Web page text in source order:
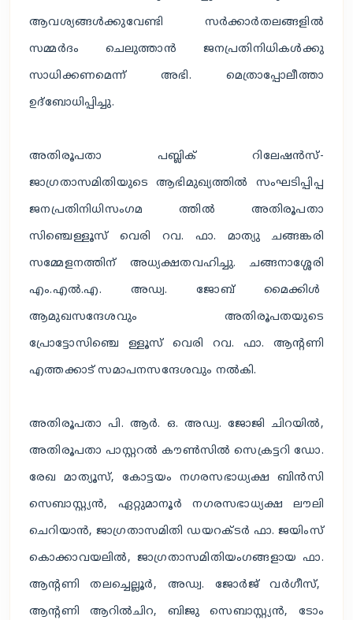
ആവശ്യങ്ങൾക്കുവേണ്ടി സർക്കാർതലങ്ങളിൽ
സമ്മർദം ചെലുത്താൻ ജനപ്രതിനിധികൾക്കു
സാധിക്കണമെന്ന് അഭി. മെത്രാപ്പോലീത്താ
ഉദ്ബോധിപ്പിച്ചു.
അതിരൂപതാ പബ്ലിക് റിലേഷൻസ്-
ജാഗ്രതാസമിതിയുടെ ആഭിമുഖ്യത്തിൽ സംഘടിപ്പിപ്പ
ജനപ്രതിനിധിസംഗമ ത്തിൽ അതിരൂപതാ
സിഞ്ചെള്ളൂസ് വെരി റവ. ഫാ. മാത്യു ചങ്ങങ്കരി
സമ്മേളനത്തിന് അധ്യക്ഷതവഹിച്ചു. ചങ്ങനാശ്ശേരി
എം.എൽ.എ. അഡ്വ. ജോബ് മൈക്കിൾ
ആമുഖസന്ദേശവും അതിരൂപതയുടെ
പ്രോട്ടോസിഞ്ചെ ള്ളൂസ് വെരി റവ. ഫാ. ആൻ്റണി
എത്തക്കാട് സമാപനസന്ദേശവും നൽകി.
അതിരൂപതാ പി. ആർ. ഒ. അഡ്വ. ജോജി ചിറയിൽ,
അതിരൂപതാ പാസ്റ്ററൽ കൗൺസിൽ സെക്രട്ടറി ഡോ.
രേഖ മാത്യൂസ്, കോട്ടയം നഗരസഭാധ്യക്ഷ ബിൻസി
സെബാസ്റ്റ്യൻ, ഏറ്റുമാനൂർ നഗരസഭാധ്യക്ഷ ലൗലി
ചെറിയാൻ, ജാഗ്രതാസമിതി ഡയറക്ടർ ഫാ. ജയിംസ്
കൊക്കാവയലിൽ, ജാഗ്രതാസമിതിയംഗങ്ങളായ ഫാ.
ആൻ്റണി തലച്ചെല്ലൂർ, അഡ്വ. ജോർജ് വർഗീസ്,
ആൻ്റണി ആറിൽചിറ, ബിജു സെബാസ്റ്റ്യൻ, ടോം